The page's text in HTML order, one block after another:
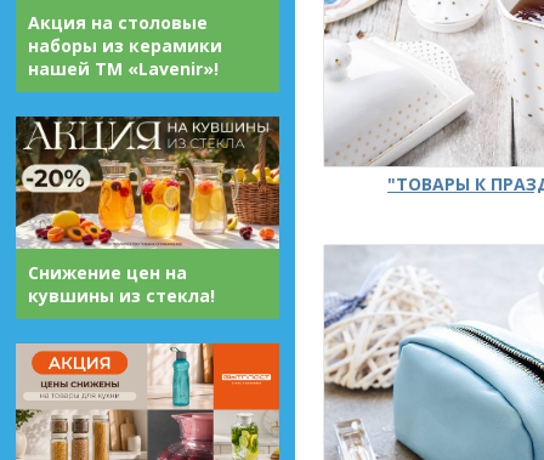
Акция на столовые
наборы из керамики
нашей ТМ «Lavenir»!
Снижение цен на
кувшины из стекла!
"ТОВАРЫ К